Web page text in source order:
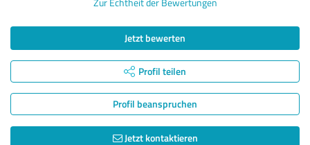
Jetzt bewerten
Profil teilen
Profil beanspruchen
Jetzt kontaktieren